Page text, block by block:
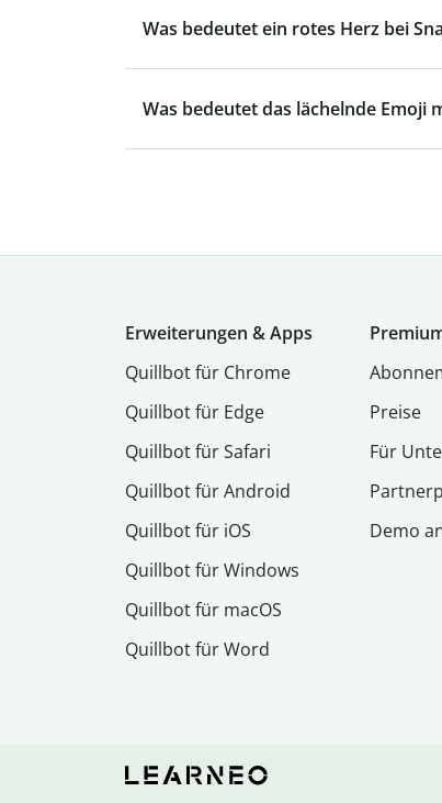
Was bedeutet ein rotes Herz bei
Was bedeutet das lächelnde Emoji
Erweiterungen & Apps
Quillbot für Chrome
Quillbot für Edge
Quillbot für Safari
Quillbot für Android
Quillbot für iOS
Quillbot für Windows
Quillbot für macOS
Quillbot für Word
Preise
Für
Demo